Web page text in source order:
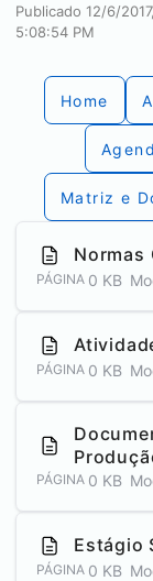
Publicado 12/6/
5:08:54 PM
Home
Matriz e
Normas
PÁGINA 0 KB
PÁGINA 0 KB
PÁGINA 0 KB
Estágio
PÁGINA 0 KB